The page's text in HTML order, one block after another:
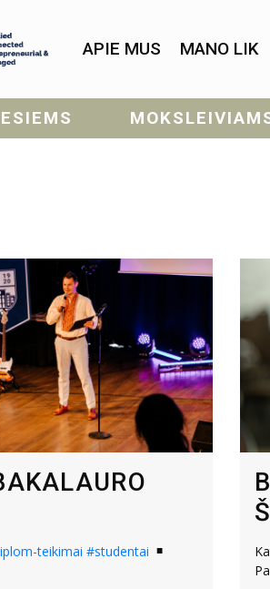
APIE MUS MANO LIK
teikimai #studentai